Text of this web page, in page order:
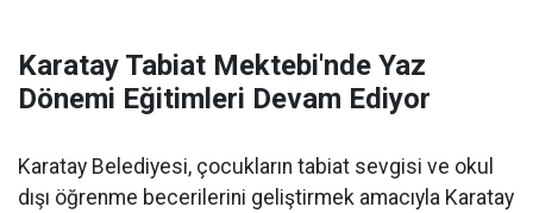
Karatay Tabiat Mektebi'nde Yaz
Dönemi Eğitimleri Devam Ediyor
Karatay Belediyesi, çocukların tabiat sevgisi ve okul
dışı öğrenme becerilerini geliştirmek amacıyla Karatay